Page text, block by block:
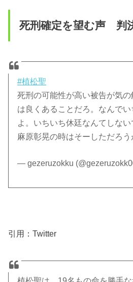
死刑確定を望む声 判
#植松聖
死刑の可能性が高い被告が気
は良くあることだろ。なんで
よ。いちいち休廷なんてしない
麻原彰晃の時はそーしただろう
— gezeruzokku
引用：Twitter